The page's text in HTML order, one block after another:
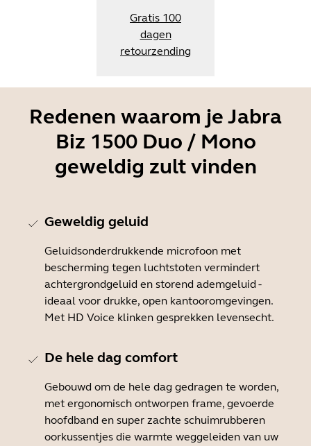
Gratis 100
dagen
retourzending
Redenen waarom je Jabra
Biz 1500 Duo / Mono
geweldig zult vinden
Geweldig geluid
Geluidsonderdrukkende microfoon met
bescherming tegen luchtstoten vermindert
achtergrondgeluid en storend ademgeluid -
ideaal voor drukke, open kantooromgevingen.
Met HD Voice klinken gesprekken levensecht.
De hele dag comfort
Gebouwd om de hele dag gedragen te worden,
met ergonomisch ontworpen frame, gevoerde
hoofdband en super zachte schuimrubberen
oorkussentjes die warmte weggeleiden van uw